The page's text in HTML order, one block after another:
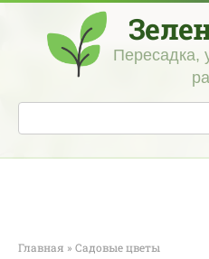
Перейти
контенту
Пересадка,
Поиск:
Главная » Садовые цветы